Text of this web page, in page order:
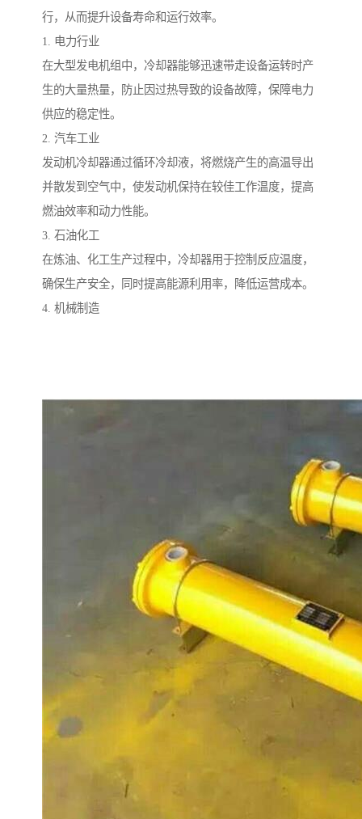
行，从而提升设备寿命和运行效率。
1. 电力行业
在大型发电机组中，冷却器能够迅速带走设备运转时产
生的大量热量，防止因过热导致的设备故障，保障电力
供应的稳定性。
2. 汽车工业
发动机冷却器通过循环冷却液，将燃烧产生的高温导出
并散发到空气中，使发动机保持在较佳工作温度，提高
燃油效率和动力性能。
3. 石油化工
在炼油、化工生产过程中，冷却器用于控制反应温度，
确保生产安全，同时提高能源利用率，降低运营成本。
4. 机械制造